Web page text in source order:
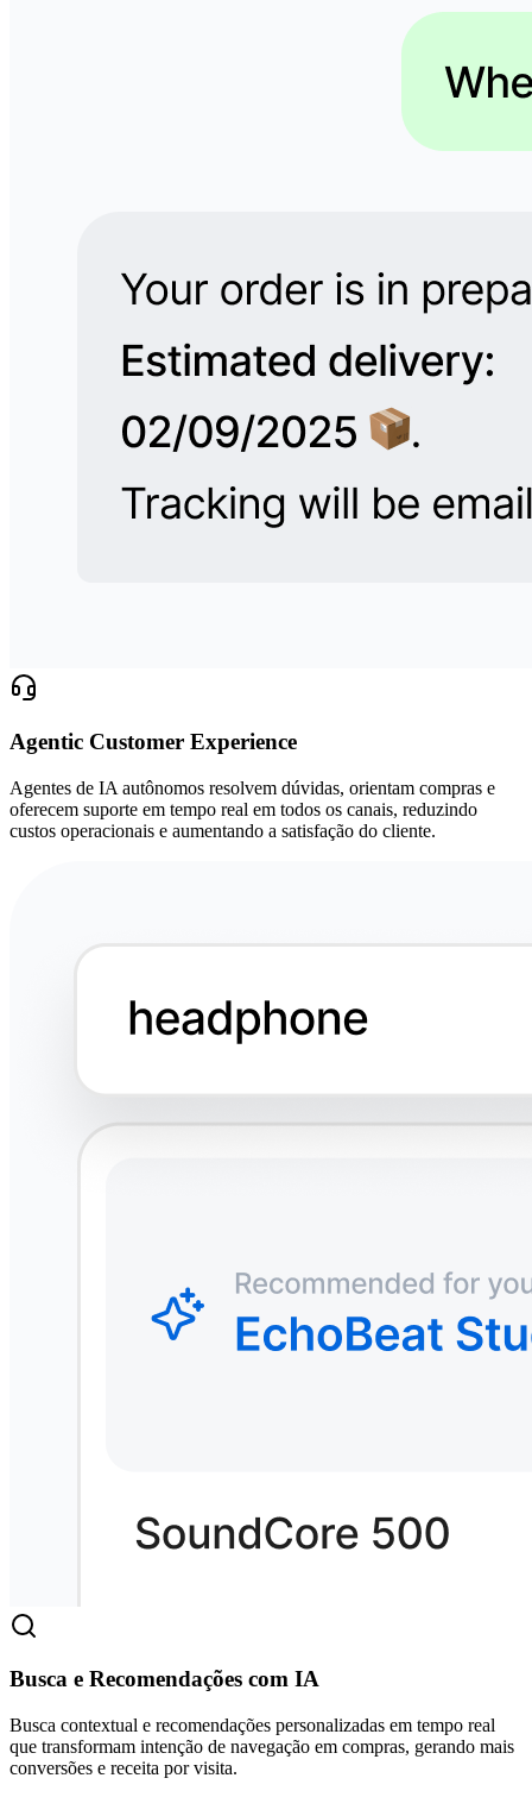
Agentic Customer Experience
Agentes de IA autônomos resolvem dúvidas, orientam compras e
oferecem suporte em tempo real em todos os canais, reduzindo
custos operacionais e aumentando a satisfação do cliente.
Busca e Recomendações com IA
Busca contextual e recomendações personalizadas em tempo real
que transformam intenção de navegação em compras, gerando mais
conversões e receita por visita.